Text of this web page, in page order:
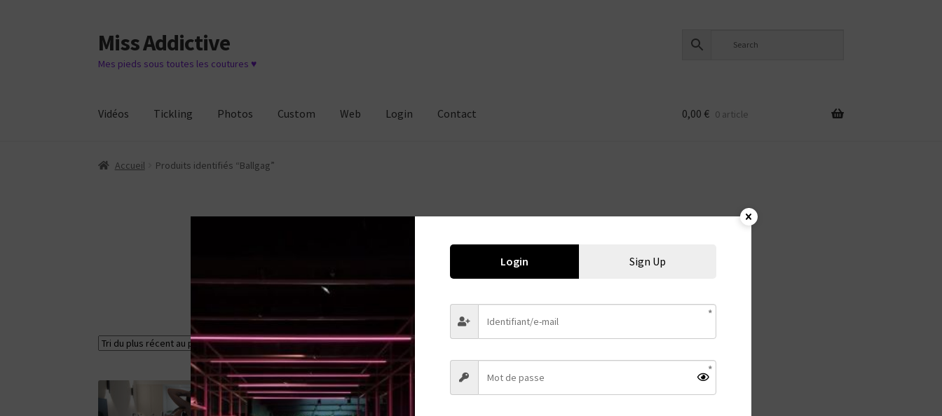
Aller
à
la
Aller
au
contenu
Miss Addictive
Mes pieds sous toutes les coutures ♥
Vidéos Tickling Photos Custom Web Login Contact 0,00 € 0 article
Accueil Produits identifiés “Ballgag”
Ballgag
Voici le seul résultat
Login Sign Up